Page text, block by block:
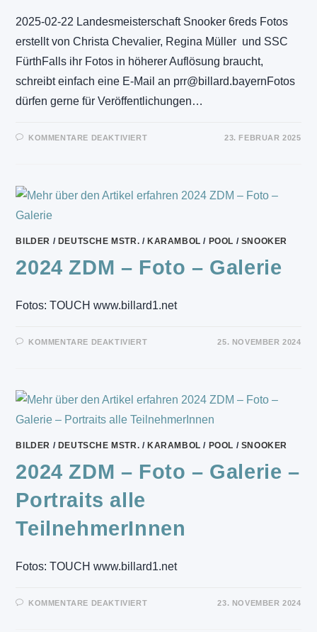
2025-02-22 Landesmeisterschaft Snooker 6reds Fotos
erstellt von Christa Chevalier, Regina Müller und SSC
FürthFalls ihr Fotos in höherer Auflösung braucht,
schreibt einfach eine E-Mail an prr@billard.bayernFotos
dürfen gerne für Veröffentlichungen…
KOMMENTARE DEAKTIVIERTFÜR
6REDS
23. FEBRUAR 2025
BILDER / DEUTSCHE MSTR. / KARAMBOL / POOL / SNOOKER
2024 ZDM – Foto – Galerie
Fotos: TOUCH www.billard1.net
KOMMENTARE DEAKTIVIERTFÜR
GALERIE
25. NOVEMBER 2024
BILDER / DEUTSCHE MSTR. / KARAMBOL / POOL / SNOOKER
2024 ZDM – Foto – Galerie –
Portraits alle
TeilnehmerInnen
Fotos: TOUCH www.billard1.net
KOMMENTARE DEAKTIVIERTFÜR
23. NOVEMBER 2024